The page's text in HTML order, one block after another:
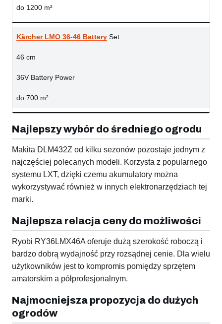
do 1200 m²
Kärcher LMO 36-46 Battery Set
46 cm
36V Battery Power
do 700 m²
Najlepszy wybór do średniego ogrodu
Makita DLM432Z od kilku sezonów pozostaje jednym z
najczęściej polecanych modeli. Korzysta z popularnego
systemu LXT, dzięki czemu akumulatory można
wykorzystywać również w innych elektronarzędziach tej
marki.
Najlepsza relacja ceny do możliwości
Ryobi RY36LMX46A oferuje dużą szerokość roboczą i
bardzo dobrą wydajność przy rozsądnej cenie. Dla wielu
użytkowników jest to kompromis pomiędzy sprzętem
amatorskim a półprofesjonalnym.
Najmocniejsza propozycja do dużych
ogrodów